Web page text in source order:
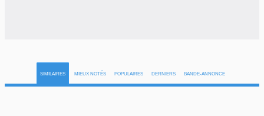
SIMILAIRES MIEUX NOTÉS POPULAIRES DERNIERS BANDE-ANNONCE